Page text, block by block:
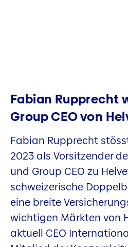
Fabian Rupprecht
Group CEO von
Fabian Rupprecht
2023 als Vorsitzender
und Group CEO zu
schweizerische
eine breite
wichtigen Märkten von
aktuell CEO